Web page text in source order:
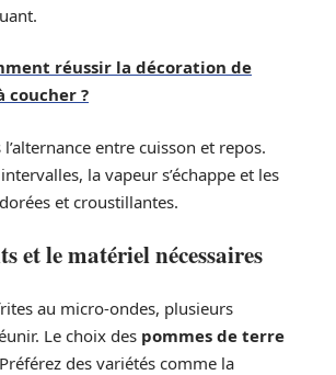
réussir la décoration de
coucher ?
entre cuisson et repos.
la vapeur s’échappe et les
et croustillantes.
et le matériel nécessaires
au micro-ondes, plusieurs
Le choix des pommes de terre
des variétés comme la